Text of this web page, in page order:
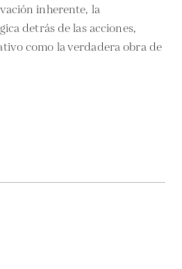
inherente, la
detrás de las acciones,
como la verdadera obra de